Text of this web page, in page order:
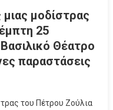
μοδίστρας
25
Θέατρο
παραστάσεις
του Πέτρου Ζούλια